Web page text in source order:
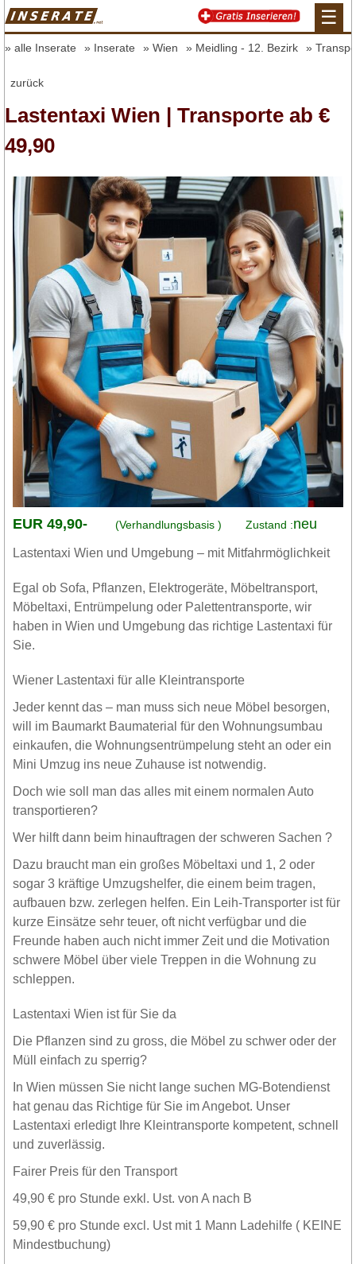
☰
alle Inserate Inserate Wien Meidling - 12. Bezirk
zurück
Lastentaxi Wien | Transporte ab €
49,90
EUR 49,90- (Verhandlungsbasis ) Zustand :neu
Lastentaxi Wien und Umgebung – mit Mitfahrmöglichkeit
Egal ob Sofa, Pflanzen, Elektrogeräte, Möbeltransport,
Möbeltaxi, Entrümpelung oder Palettentransporte, wir
haben in Wien und Umgebung das richtige Lastentaxi für
Sie.
Wiener Lastentaxi für alle Kleintransporte
Jeder kennt das – man muss sich neue Möbel besorgen,
will im Baumarkt Baumaterial für den Wohnungsumbau
einkaufen, die Wohnungsentrümpelung steht an oder ein
Mini Umzug ins neue Zuhause ist notwendig.
Doch wie soll man das alles mit einem normalen Auto
transportieren?
Wer hilft dann beim hinauftragen der schweren Sachen ?
Dazu braucht man ein großes Möbeltaxi und 1, 2 oder
sogar 3 kräftige Umzugshelfer, die einem beim tragen,
aufbauen bzw. zerlegen helfen. Ein Leih-Transporter ist für
kurze Einsätze sehr teuer, oft nicht verfügbar und die
Freunde haben auch nicht immer Zeit und die Motivation
schwere Möbel über viele Treppen in die Wohnung zu
schleppen.
Lastentaxi Wien ist für Sie da
Die Pflanzen sind zu gross, die Möbel zu schwer oder der
Müll einfach zu sperrig?
In Wien müssen Sie nicht lange suchen MG-Botendienst
hat genau das Richtige für Sie im Angebot. Unser
Lastentaxi erledigt Ihre Kleintransporte kompetent, schnell
und zuverlässig.
Fairer Preis für den Transport
49,90 € pro Stunde exkl. Ust. von A nach B
59,90 € pro Stunde excl. Ust mit 1 Mann Ladehilfe ( KEINE
Mindestbuchung)